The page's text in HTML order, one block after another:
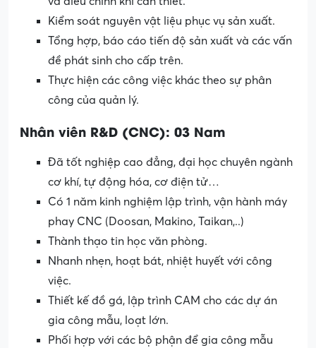
Kiểm soát nguyên vật liệu phục vụ sản xuất.
Tổng hợp, báo cáo tiến độ sản xuất và các vấn
đề phát sinh cho cấp trên.
Thực hiện các công việc khác theo sự phân
công của quản lý.
Nhân viên R&D (CNC): 03 Nam
Đã tốt nghiệp cao đẳng, đại học chuyên ngành
cơ khí, tự động hóa, cơ điện tử…
Có 1 năm kinh nghiệm lập trình, vận hành máy
phay CNC (Doosan, Makino, Taikan,..)
Thành thạo tin học văn phòng.
Nhanh nhẹn, hoạt bát, nhiệt huyết với công
việc.
Thiết kế đồ gá, lập trình CAM cho các dự án
gia công mẫu, loạt lớn.
Phối hợp với các bộ phận để gia công mẫu